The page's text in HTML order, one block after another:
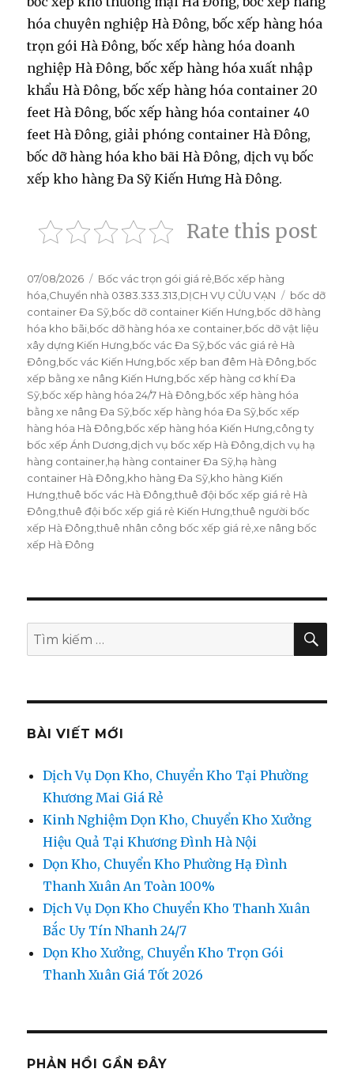
hóa chuyên nghiệp Hà Đông, bốc xếp hàng hóa
trọn gói Hà Đông, bốc xếp hàng hóa doanh
nghiệp Hà Đông, bốc xếp hàng hóa xuất nhập
khẩu Hà Đông, bốc xếp hàng hóa container 20
feet Hà Đông, bốc xếp hàng hóa container 40
feet Hà Đông, giải phóng container Hà Đông,
bốc dỡ hàng hóa kho bãi Hà Đông, dịch vụ bốc
xếp kho hàng Đa Sỹ Kiến Hưng Hà Đông.
Rate this post
Đăng
vào
ngày
07/08/2026
Danh
mục
Bốc vác trọn gói giá rẻ,Bốc xếp hàng
hóa,Chuyển nhà 0383.333.313,DỊCH VỤ CỬU VẠN Thẻ
bốc dỡ
container Đa Sỹ,bốc dỡ container Kiến Hưng,bốc dỡ hàng
hóa kho bãi,bốc dỡ hàng hóa xe container,bốc dỡ vật liệu
xây dựng Kiến Hưng,bốc vác Đa Sỹ,bốc vác giá rẻ Hà
Đông,bốc vác Kiến Hưng,bốc xếp ban đêm Hà Đông,bốc
xếp bằng xe nâng Kiến Hưng,bốc xếp hàng cơ khí Đa
Sỹ,bốc xếp hàng hóa 24/7 Hà Đông,bốc xếp hàng hóa
bằng xe nâng Đa Sỹ,bốc xếp hàng hóa Đa Sỹ,bốc xếp
hàng hóa Hà Đông,bốc xếp hàng hóa Kiến Hưng,công ty
bốc xếp Ánh Dương,dịch vụ bốc xếp Hà Đông,dịch vụ hạ
hàng container,hạ hàng container Đa Sỹ,hạ hàng
container Hà Đông,kho hàng Đa Sỹ,kho hàng Kiến
Hưng,thuê bốc vác Hà Đông,thuê đội bốc xếp giá rẻ Hà
Đông,thuê đội bốc xếp giá rẻ Kiến Hưng,thuê người bốc
xếp Hà Đông,thuê nhân công bốc xếp giá rẻ,xe nâng bốc
xếp Hà Đông
Tìm
kiếm:
TÌM
BÀI VIẾT MỚI
Dịch Vụ Dọn Kho, Chuyển Kho Tại Phường
Khương Mai Giá Rẻ
Kinh Nghiệm Dọn Kho, Chuyển Kho Xưởng
Hiệu Quả Tại Khương Đình Hà Nội
Dọn Kho, Chuyển Kho Phường Hạ Đình
Thanh Xuân An Toàn 100%
Dịch Vụ Dọn Kho Chuyển Kho Thanh Xuân
Bắc Uy Tín Nhanh 24/7
Dọn Kho Xưởng, Chuyển Kho Trọn Gói
Thanh Xuân Giá Tốt 2026
PHẢN HỒI GẦN ĐÂY